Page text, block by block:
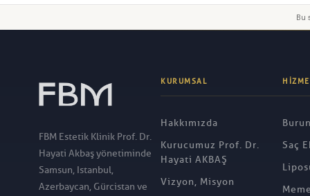
Bu
FBM Estetik Klinik Prof. Dr.
Hayati Akbaş yönetiminde
Samsun, Istanbul,
Azerbaycan, Gürcistan ve
KURUMSAL
Hakkımızda
Kurucumuz Prof. Dr.
Hayati AKBAŞ
Vizyon, Misyon
Saç